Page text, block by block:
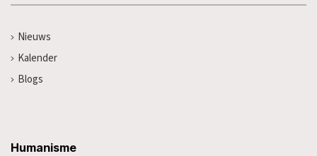
Nieuws
Kalender
Blogs
Humanisme